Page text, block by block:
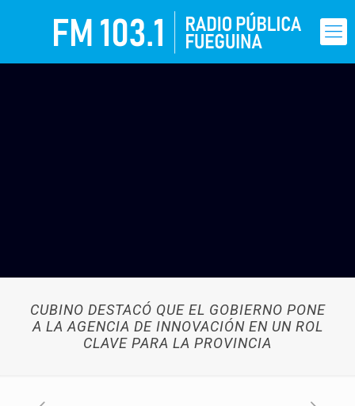
CUBINO DESTACÓ QUE EL GOBIERNO PONE
A LA AGENCIA DE INNOVACIÓN EN UN ROL
CLAVE PARA LA PROVINCIA